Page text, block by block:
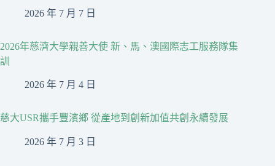
2026 年 7 月 7 日
2026年慈濟大學親善大使 新、馬、澳國際志工服務隊集
訓
2026 年 7 月 4 日
慈大USR攜手豐濱鄉 從產地到創新加值共創永續發展
2026 年 7 月 3 日